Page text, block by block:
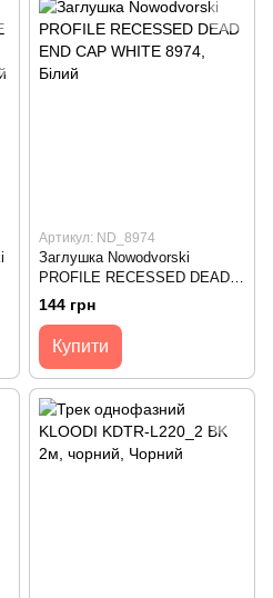
Артикул: ND_8974
Заглушка Nowodvorski
PROFILE RECESSED DEAD
END CAP WHITE 8974
144 грн
Купити